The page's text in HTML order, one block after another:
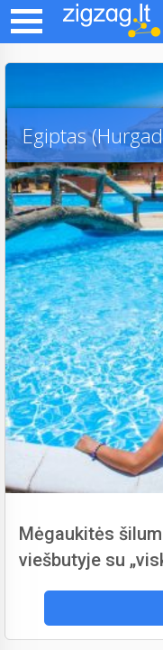
Egiptas
Mėgaukitės
viešbutyje su